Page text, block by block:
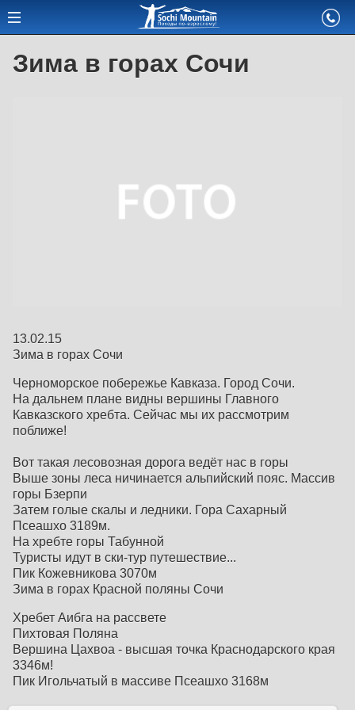
Зима в горах Сочи
13.02.15
Зима в горах Сочи
Черноморское побережье Кавказа. Город Сочи.
На дальнем плане видны вершины Главного
Кавказского хребта. Сейчас мы их рассмотрим
поближе!
Вот такая лесовозная дорога ведёт нас в горы
Выше зоны леса ничинается альпийский пояс. Массив
горы Бзерпи
Затем голые скалы и ледники. Гора Сахарный
Псеашхо 3189м.
На хребте горы Табунной
Туристы идут в ски-тур путешествие...
Пик Кожевникова 3070м
Зима в горах Красной поляны Сочи
Хребет Аибга на рассвете
Пихтовая Поляна
Вершина Цахвоа - высшая точка Краснодарского края
3346м!
Пик Игольчатый в массиве Псеашхо 3168м